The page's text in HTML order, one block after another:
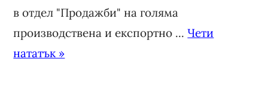
в отдел "Продажби" на голяма
производствена и експортно ...Чети
нататък »